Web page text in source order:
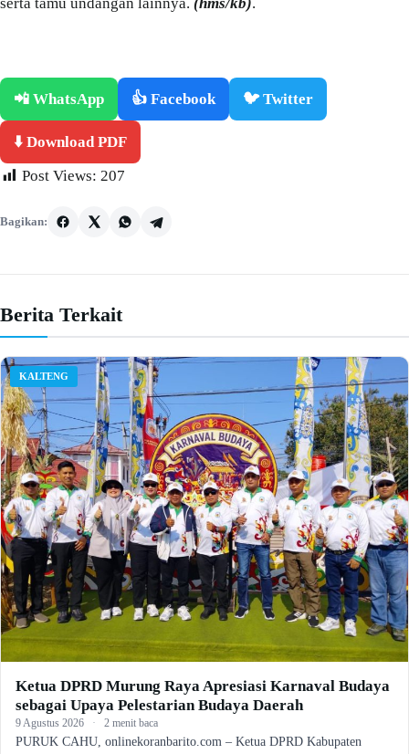
📲 WhatsApp 👍 Facebook 🐦 Twitter
⬇️ Download PDF
Post Views: 207
Bagikan:
Berita Terkait
KALTENG
Ketua DPRD Murung Raya Apresiasi Karnaval Budaya
sebagai Upaya Pelestarian Budaya Daerah
9 Agustus 2026 · 2 menit baca
PURUK CAHU, onlinekoranbarito.com – Ketua DPRD Kabupaten